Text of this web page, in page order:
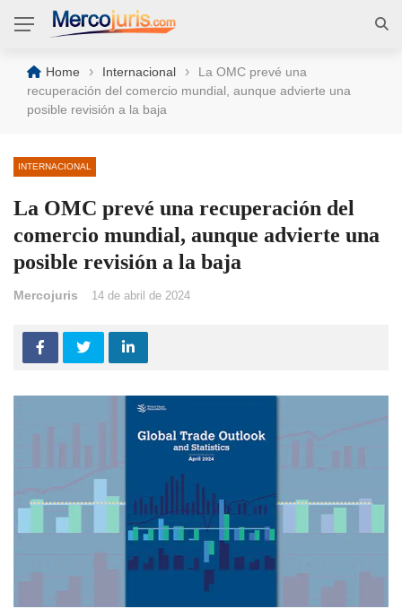
Home › Internacional ›
La OMC prevé una
recuperación del comercio mundial, aunque advierte una
posible revisión a la baja
INTERNACIONAL
La OMC prevé una recuperación del
comercio mundial, aunque advierte una
posible revisión a la baja
Mercojuris 14 de abril de 2024